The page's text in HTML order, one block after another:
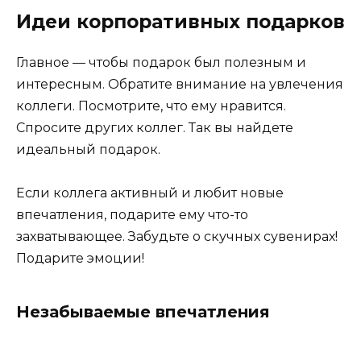
Идеи корпоративных подарков
Главное — чтобы подарок был полезным и
интересным. Обратите внимание на увлечения
коллеги. Посмотрите, что ему нравится.
Спросите других коллег. Так вы найдете
идеальный подарок.
Если коллега активный и любит новые
впечатления, подарите ему что-то
захватывающее. Забудьте о скучных сувенирах!
Подарите эмоции!
Незабываемые впечатления